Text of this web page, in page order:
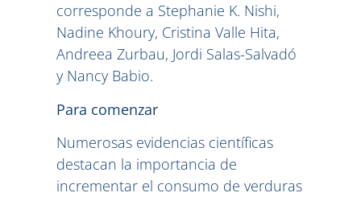
corresponde a Stephanie K. Nishi,
Nadine Khoury, Cristina Valle Hita,
Andreea Zurbau, Jordi Salas-Salvadó
y Nancy Babio.
Para comenzar
Numerosas evidencias científicas
destacan la importancia de
incrementar el consumo de verduras